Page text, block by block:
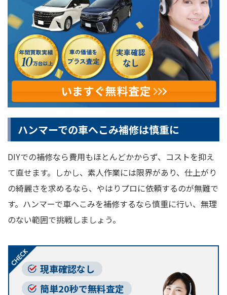
ハンマーでの車へこみ補修は慎重に
DIYでの補修なら費用もほとんどかからず、コストを抑え
て直せます。しかし、素人作業には限界があり、仕上がり
の綺麗さを求めるなら、やはりプロに依頼するのが無難で
す。ハンマーで車へこみを補修するなら慎重に行い、無理
のない範囲で挑戦しましょう。
現車確認なし
簡単20秒で無料査定